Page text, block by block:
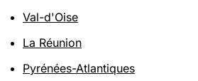
Val-d'Oise
La Réunion
Pyrénées-Atlantiques